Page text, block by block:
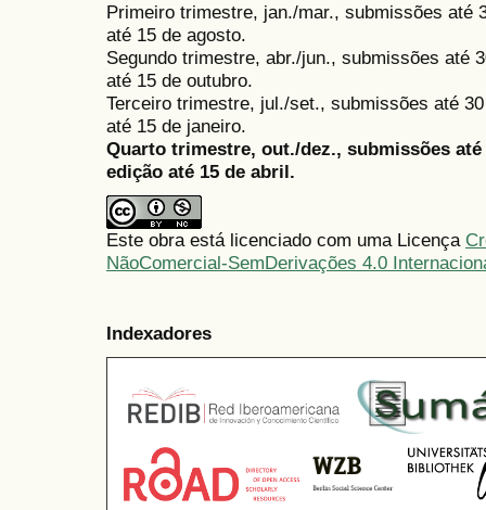
Primeiro trimestre, jan./mar., submissões até
até 15 de agosto.
Segundo trimestre, abr./jun., submissões até
até 15 de outubro.
Terceiro trimestre, jul./set., submissões até
até 15 de janeiro.
Quarto trimestre, out./dez., submissões
edição até 15 de abril.
Este obra está licenciado com uma Licença
NãoComercial-SemDerivações 4.0
Indexadores